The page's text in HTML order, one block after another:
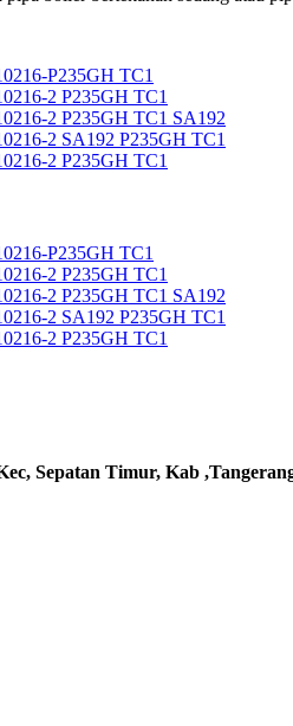
P235GH TC1
2 P235GH TC1
2 P235GH TC1 SA192
2 SA192 P235GH TC1
2 P235GH TC1
P235GH TC1
2 P235GH TC1
2 P235GH TC1 SA192
2 SA192 P235GH TC1
2 P235GH TC1
Sepatan Timur, Kab